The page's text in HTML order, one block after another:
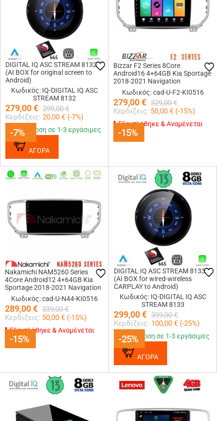
-7%
DIGITAL IQ ASC STREAM 8132
(AI BOX for original screen to
Android)
Κωδικός: IQ-DIGITAL IQ ASC
STREAM 8132
279,00€ 299,00 €
Κερδίζεις: 20,00 € (-7%)
-7%
Παράδοση σε 1-3 εργάσιμες
ΑΓΟΡΑ
-15%
Bizzar F2 Series 8Core
Android16 4+64GB Kia Sportage
2018-2021 Navigation
Multimedia Tablet 9
Κωδικός: cad-U-F2-KI0516
279,00€ 329,00 €
Κερδίζεις: 50,00 € (-15%)
-15%
Εξαντλήθηκε & Αναμένεται
-15%
Nakamichi NAM5260 Series
4Core Android12 4+64GB Kia
Sportage 2018-2021 Navigation
Multimedia Tablet 9 Με Carplay
&amp; Android Auto
Κωδικός: cad-U-N44-KI0516
289,00€ 339,00 €
Κερδίζεις: 50,00 € (-15%)
-15%
Εξαντλήθηκε & Αναμένεται
-25%
DIGITAL IQ ASC STREAM 8133
(AI BOX for wired-wireless
CARPLAY to Android)
Κωδικός: IQ-DIGITAL IQ ASC
STREAM 8133
299,00€ 399,00 €
Κερδίζεις: 100,00 € (-25%)
-25%
Παράδοση σε 1-3 εργάσιμες
ΑΓΟΡΑ